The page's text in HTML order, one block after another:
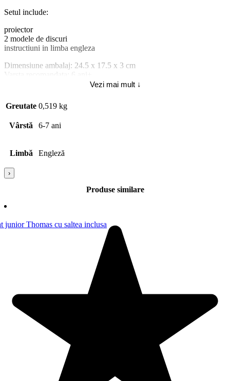
Setul include:
proiector
2 modele de discuri
instructiuni in limba engleza
Dimensiune ambalaj: 24.5 x 17.5 x 3 cm
Varsta recomandata: 6 ani+
Atentie! Contraindicat copiilor mai mici de 3 ani. Jucaria/produsul
pericolul de sufocare sau nu este potrivita copiilor mai mici de 3 ani.
Nu lasati ambalajele jucariilor/produselor la indemana copiilor.
Indepartati orice ambalaj al jucariei/produsului inainte de a da
jucaria/produsul copilului. Va rugam sa supravegheati copilul in timp
pentru referinte viitoare. Pastrati jucaria/produsul departe de foc,
feriti jucaria/produsul de temperaturi ridicate si umiditate.
Material piese 6372: Plastic; Abilitati dezvoltate 7731: Atentia;
Poveste/p-ersonaj 4720: Nu;
Vezi mai mult ↓
Greutate 0,519 kg
Vârstă 6-7 ani
Limbă Engleză
›
Produse similare